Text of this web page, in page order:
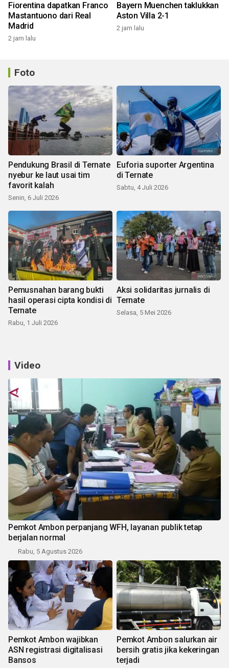
Fiorentina dapatkan Franco
Mastantuono dari Real
Madrid
2 jam lalu
Bayern Muenchen taklukkan
Aston Villa 2-1
2 jam lalu
Foto
Pendukung Brasil di Ternate
nyebur ke laut usai tim
favorit kalah
Senin, 6 Juli 2026
Euforia suporter Argentina
di Ternate
Sabtu, 4 Juli 2026
Pemusnahan barang bukti
hasil operasi cipta kondisi di
Ternate
Rabu, 1 Juli 2026
Aksi solidaritas jurnalis di
Ternate
Selasa, 5 Mei 2026
Video
Pemkot Ambon perpanjang WFH, layanan publik tetap
berjalan normal
Rabu, 5 Agustus 2026
Pemkot Ambon wajibkan
ASN registrasi digitalisasi
Bansos
Pemkot Ambon salurkan air
bersih gratis jika kekeringan
terjadi